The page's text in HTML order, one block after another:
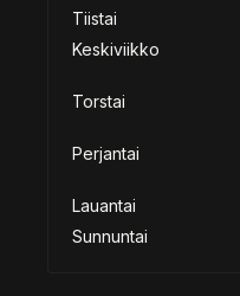
Tiistai
Keskiviikko
Torstai
Perjantai
Lauantai
Sunnuntai